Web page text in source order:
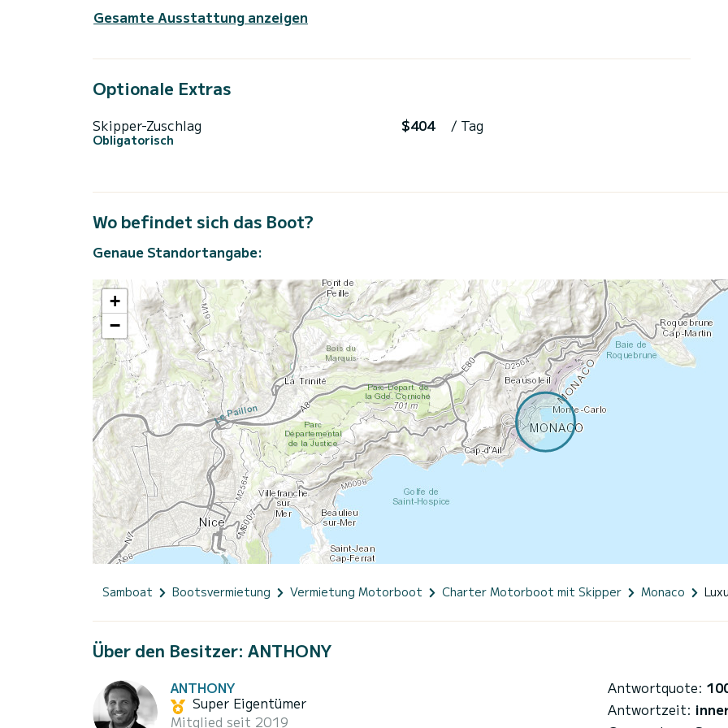
Gesamte Ausstattung anzeigen
Optionale Extras
Skipper-Zuschlag
Obligatorisch
$404 / Tag
Wo befindet sich das Boot?
Genaue Standortangabe:
+
−
Samboat Bootsvermietung Vermietung Motorboot Charter Motorboot mit Skipper Monaco
Über den Besitzer: ANTHONY
ANTHONY
Super Eigentümer
Mitglied seit 2019
Antwortquote:
Antwortzeit: